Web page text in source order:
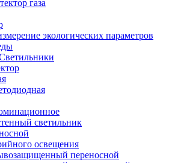
газа
экологических параметров
светильник
освещения
переносной